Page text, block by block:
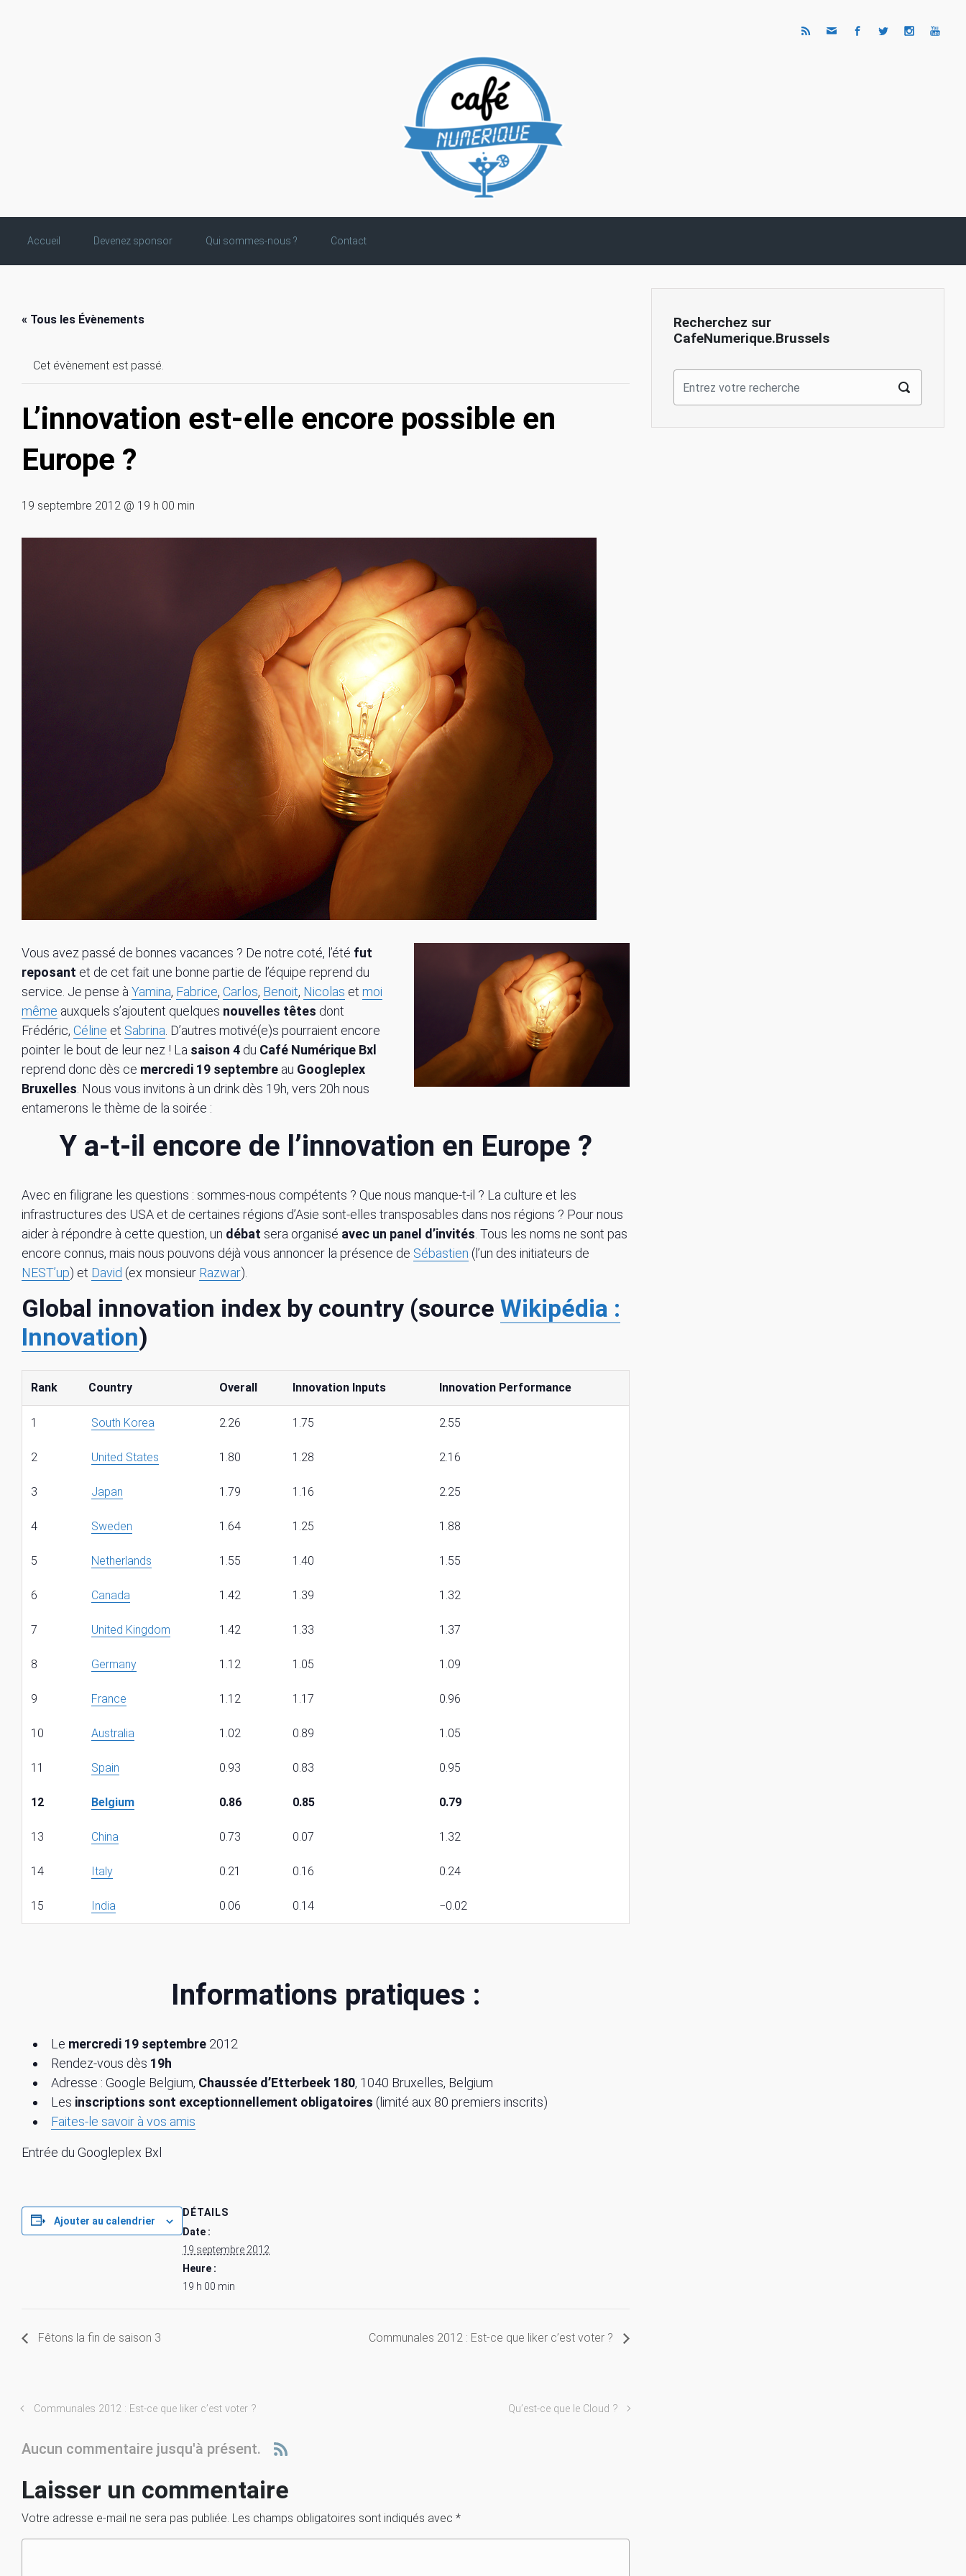
Accueil Devenez sponsor Qui sommes-nous ? Contact
« Tous les Évènements
Cet évènement est passé.
L’innovation est-elle encore possible en
Europe ?
19 septembre 2012 @ 19 h 00 min
Vous avez passé de bonnes vacances ? De notre coté, l’été fut
reposant et de cet fait une bonne partie de l’équipe reprend du
service. Je pense à Yamina, Fabrice, Carlos, Benoit, Nicolas et moi
même auxquels s’ajoutent quelques nouvelles têtes dont
Frédéric, Céline et Sabrina . D’autres motivé(e)s pourraient encore
pointer le bout de leur nez ! La saison 4 du Café Numérique Bxl
reprend donc dès ce mercredi 19 septembre au Googleplex
Bruxelles . Nous vous invitons à un drink dès 19h, vers 20h nous
entamerons le thème de la soirée :
Y a-t-il encore de l’innovation en Europe ?
Avec en filigrane les questions : sommes-nous compétents ? Que nous manque-t-il ? La culture et les
infrastructures des USA et de certaines régions d’Asie sont-elles transposables dans nos régions ? Pour nous
aider à répondre à cette question, un débat sera organisé avec un panel d’invités . Tous les noms ne sont pas
encore connus, mais nous pouvons déjà vous annoncer la présence de Sébastien (l’un des initiateurs de
NEST’up) et David (ex monsieur Razwar).
Global innovation index by country (source Wikipédia :
Innovation)
Rank Country Overall Innovation Inputs Innovation Performance
1 South Korea 2.26 1.75 2.55
2 United States 1.80 1.28 2.16
3 Japan 1.79 1.16 2.25
4 Sweden 1.64 1.25 1.88
5 Netherlands 1.55 1.40 1.55
6 Canada 1.42 1.39 1.32
7 United Kingdom 1.42 1.33 1.37
8 Germany 1.12 1.05 1.09
9 France 1.12 1.17 0.96
10 Australia 1.02 0.89 1.05
11 Spain 0.93 0.83 0.95
12 Belgium 0.86 0.85 0.79
13 China 0.73 0.07 1.32
14 Italy 0.21 0.16 0.24
15 India 0.06 0.14 −0.02
Informations pratiques :
Le mercredi 19 septembre 2012
Rendez-vous dès 19h
Adresse : Google Belgium, Chaussée d’Etterbeek 180, 1040 Bruxelles, Belgium
Les inscriptions sont exceptionnellement obligatoires (limité aux 80 premiers inscrits)
Faites-le savoir à vos amis
Entrée du Googleplex Bxl
Ajouter au calendrier
DÉTAILS
Date :
19 septembre 2012
Heure :
19 h 00 min
Fêtons la fin de saison 3 Communales 2012 : Est-ce que liker c’est voter ?
Communales 2012 : Est-ce que liker c’est voter ? Qu’est-ce que le Cloud ?
Aucun commentaire jusqu'à présent.
Laisser un commentaire
Votre adresse e-mail ne sera pas publiée. Les champs obligatoires sont indiqués avec *
Recherchez sur
CafeNumerique.Brussels